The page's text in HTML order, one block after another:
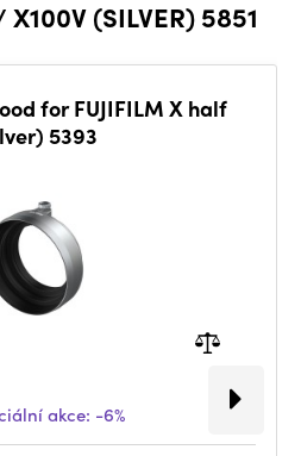
(SILVER) 5851
for FUJIFILM X half
5393
akce: -6%